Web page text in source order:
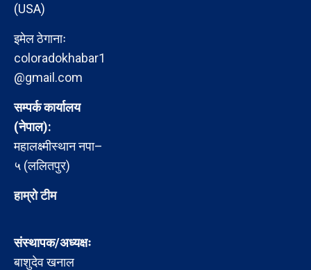
(USA)
इमेल ठेगानाः
coloradokhabar1
@gmail.com
सम्पर्क कार्यालय
(नेपाल):
महालक्ष्मीस्थान नपा–
५ (ललितपुर)
हाम्रो टीम
संस्थापक/अध्यक्षः
बाशुदेव खनाल